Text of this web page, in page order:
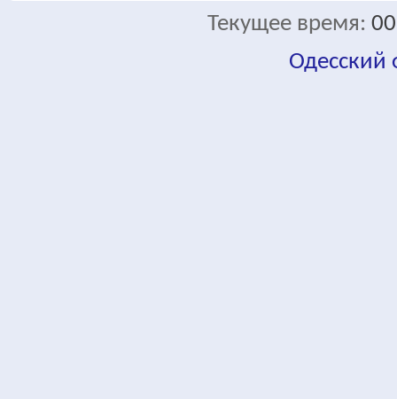
Текущее время:
Одесский